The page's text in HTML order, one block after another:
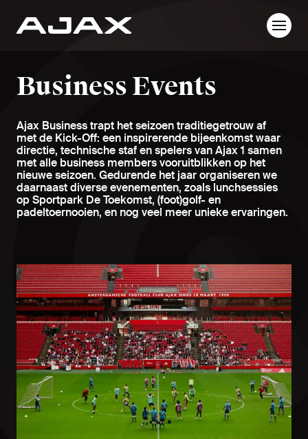
Business Events
Ajax Business trapt het seizoen traditiegetrouw af
met de Kick-Off: een inspirerende bijeenkomst waar
directie, technische staf en spelers van Ajax 1 samen
met alle business members vooruitblikken op het
nieuwe seizoen. Gedurende het jaar organiseren we
daarnaast diverse evenementen, zoals lunchsessies
op Sportpark De Toekomst, (foot)golf- en
padeltoernooien, en nog veel meer unieke ervaringen.